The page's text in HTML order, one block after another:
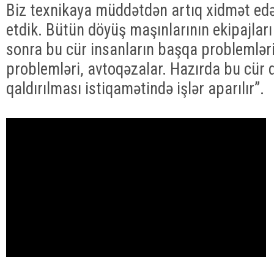
Biz texnikaya müddətdən artıq xidmət
etdik. Bütün döyüş maşınlarının
sonra bu cür insanların başqa problemləri
problemləri, avtoqəzalar. Hazırda bu cür
qaldırılması istiqamətində işlər aparılır”.